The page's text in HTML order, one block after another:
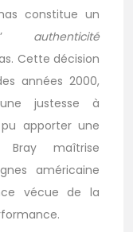
constitue un
d’ authenticité
Cette décision
années 2000,
justesse à
apporter une
Bray maîtrise
américaine
vécue de la